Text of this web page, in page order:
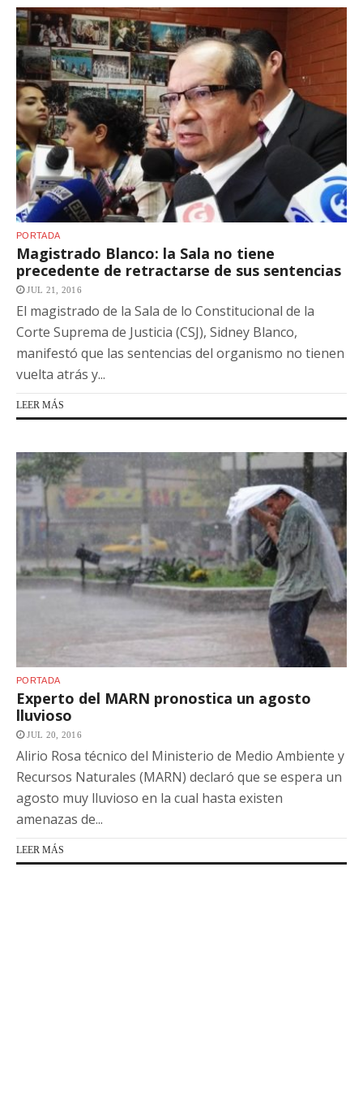
PORTADA
Magistrado Blanco: la Sala no tiene
precedente de retractarse de sus sentencias
JUL 21, 2016
El magistrado de la Sala de lo Constitucional de la
Corte Suprema de Justicia (CSJ), Sidney Blanco,
manifestó que las sentencias del organismo no tienen
vuelta atrás y...
LEER MÁS
PORTADA
Experto del MARN pronostica un agosto
lluvioso
JUL 20, 2016
Alirio Rosa técnico del Ministerio de Medio Ambiente y
Recursos Naturales (MARN) declaró que se espera un
agosto muy lluvioso en la cual hasta existen
amenazas de...
LEER MÁS